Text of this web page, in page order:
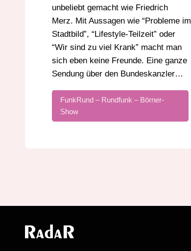
POLITISCHE SATIRE RADIOKOMÖDIE
SATIRE PODCAST SATIRE SENDUNG
unbeliebt gemacht wie Friedrich
Merz. Mit Aussagen wie “Probleme im
Stadtbild”, “Lifestyle-Teilzeit” oder
“Wir sind zu viel Krank” macht man
sich eben keine Freunde. Eine ganze
Sendung über den Bundeskanzler…
FunkRund – Rundfunk – Börner-
Show